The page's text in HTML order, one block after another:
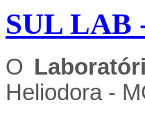
SUL LAB
O
Heliodora -